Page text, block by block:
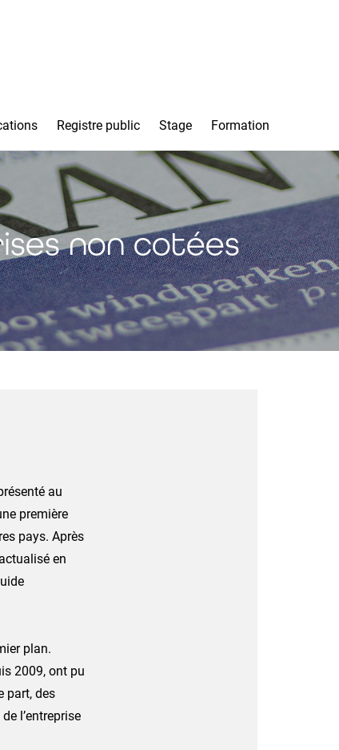
Registre public Stage Formation
non cotées
au
première
pays. Après
en
plan.
2009, ont pu
part, des
l’entreprise